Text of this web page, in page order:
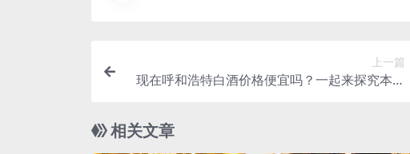
上一篇
现在呼和浩特白酒价格便宜吗？一起来探究本地
相关文章